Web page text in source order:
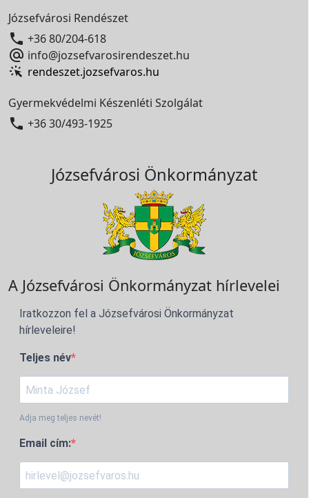
Józsefvárosi Rendészet
 +36 80/204-618
 info@jozsefvarosirendeszet.hu
rendeszet.jozsefvaros.hu
Gyermekvédelmi Készenléti Szolgálat
 +36 30/493-1925
Józsefvárosi Önkormányzat
A Józsefvárosi Önkormányzat hírlevelei
Iratkozzon fel a Józsefvárosi Önkormányzat
hírleveleire!
Teljes név
Adja meg teljes nevét!
Email cím: